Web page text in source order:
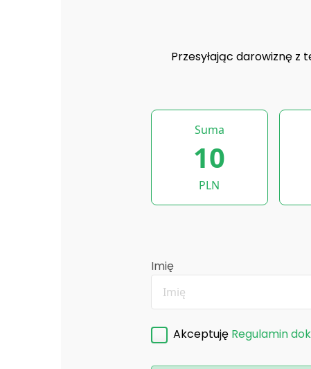
Przesyłając darowiznę z
Suma
10
PLN
Imię
Akceptuję Regulamin